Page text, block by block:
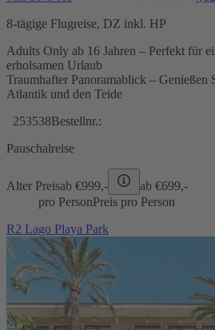
8-tägige Flugreise, DZ inkl. HP
Adults Only ab 16 Jahren – Perfekt für
erholsamen Urlaub
Traumhafter Panoramablick – Genießen
Atlantik und den Teide
253538Bestellnr.:
Pauschalreise
Alter Preisab €999,- ab €699,-
pro PersonPreis pro Person
R2 Lago Playa Park